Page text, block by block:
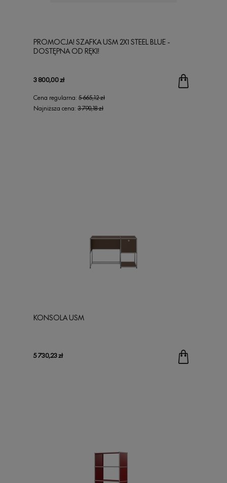
PROMOCJA! SZAFKA USM 2X1 STEEL BLUE -
DOSTĘPNA OD RĘKI!
3 800,00 zł
Cena regularna: 5 665,12 zł
Najniższa cena: 3 790,18 zł
KONSOLA USM
5 730,23 zł